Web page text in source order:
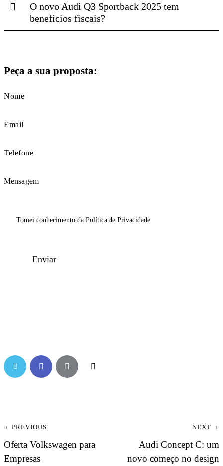
O novo Audi Q3 Sportback 2025 tem
benefícios fiscais?
Peça a sua proposta:
Tomei conhecimento daPolítica de Privacidade
PREVIOUS
Oferta Volkswagen para
Empresas
NEXT
Audi Concept C: um
novo começo no design